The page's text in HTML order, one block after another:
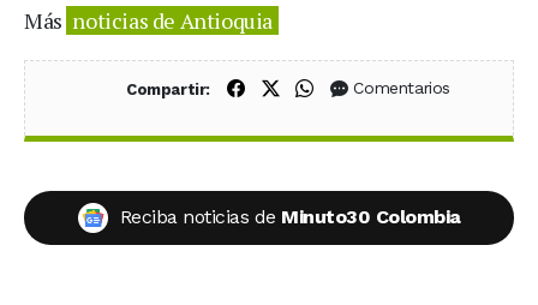
Más noticias de Antioquia
Compartir: Compartir en Facebook
Compartir en X (Twitter)
Compartir en WhatsApp
Comentarios
Reciba noticias de Minuto30 Colombia